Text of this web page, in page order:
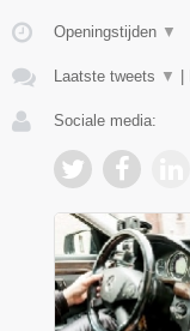
Openingstijden ▼
Laatste tweets ▼
Sociale media: